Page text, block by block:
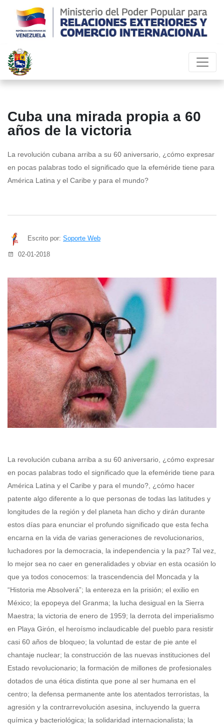
Cuba una mirada propia a 60
años de la victoria
La revolución cubana arriba a su 60 aniversario, ¿cómo expresar
en pocas palabras todo el significado que la efeméride tiene para
América Latina y el Caribe y para el mundo?
Escrito por: Soporte Web
02-01-2018
La revolución cubana arriba a su 60 aniversario, ¿cómo expresar
en pocas palabras todo el significado que la efeméride tiene para
América Latina y el Caribe y para el mundo?, ¿cómo hacer
patente algo diferente a lo que personas de todas las latitudes y
longitudes de la región y del planeta han dicho y dirán durante
estos días para enunciar el profundo significado que esta fecha
encarna en la vida de varias generaciones de revolucionarios,
luchadores por la democracia, la independencia y la paz? Tal vez, lo mejor sea no caer en generalidades y obviar en esta ocasión lo que ya todos conocemos: la trascendencia del Moncada y la “Historia me Absolverá”; la entereza en la prisión; el exilio en México; la epopeya del Granma; la lucha desigual en la Sierra Maestra; la victoria de enero de 1959; la derrota del imperialismo en Playa Girón, el heroísmo inclaudicable del pueblo para resistir casi 60 años de bloqueo; la voluntad de estar de pie ante el chantaje nuclear; la construcción de las nuevas instituciones del Estado revolucionario; la formación de millones de profesionales dotados de una ética distinta que pone al ser humana en el centro; la defensa permanente ante los atentados terroristas, la agresión y la contrarrevolución asesina, incluyendo la guerra química y bacteriológica; la solidaridad internacionalista; la victoria de Cuito Cuanavale y la derrota definitiva del apartheid; la superación del período especial cuando todos auguraban el fin; el liderazgo indiscutido del Comandante en Jefe Fidel Castro; el prestigio de los dirigentes y del partido comunista; la continuidad en la conducción tras la salida de Fidel y Raúl de la máxima jerarquía del Estado y el gobierno y; sobre todo, la inquebrantable voluntad del pueblo cubano de resistir y defender a cualquier precio su soberanía, su independencia y el sistema de gobierno que se dieron. En fin, nada que no se haya dicho… y hay mucho más, tanto que los límites estrechos de un artículo no permiten exponer la magnitud del hecho más importante de la historia de la América Latina del siglo XX. Por ello, tal vez lo único diferente que pueda decir es contar la experiencia propia de mi relación con Cuba como exposición vivida de su magnificencia y como receptor de su afecto y solidaridad. El inicio de mi acercamiento a Cuba vino desde la niñez, en las noches, mi padre escuchaba en sumo silencio la radio por onda corta y se hizo natural que yo repitiera con suprema inocencia (y con el temor de mi padre que lo hiciera fuera de casa) aquel lema que exponía toda una declaración de principios: “Aquí Radio Habana Cuba, transmitiendo desde La Habana, Cuba, primer territorio libre de América”. El hecho que tan simple acción entrañara peligro y, por tanto la inquisitoria recomendación de papá de no comentarlo en la escuela ni ante extraños, fue forjando un halo de misterio en torno a aquella palabra que era el nombre de un país donde “estaban ocurriendo cosas importantes para que los niños pudieran ser felices” según la sabia explicación de mi padre. En el Chile de Allende, ya en la plena adolescencia militante comencé a comprender con fundamento político la magnitud de la obra de la revolución cubana. La larga visita de Fidel a Chile en 1971 sirvió para conocer con más detalles el alcance internacional de la solidaridad de la isla caribeña y tener la posibilidad de estar cerca de un líder que desbordaba su visión bolivariana y martiana y su sentimiento internacionalista. Algunos años después diría: “Ser internacionalistas es saldar nuestra propia deuda con la humanidad”. El acto realizado en la comuna de San Miguel, en la estatua al Che, frente al hospital Barros Luco, a solo dos cuadras de mi liceo, me permitió tomar tribuna desde muy temprano en las primeras filas de la multitudinaria manifestación de encuentro entre dos pueblos hermanos. Recuerdo como si fuera hoy sus palabras de exaltación a la vida y la obra del Comandante Ernesto Guevara que culminaron cuando dijo que por todo lo que había relatado, el Che se había convertido en “el modelo de revolucionario, el modelo de combatiente y de comunista para los pueblos del mundo”. Eso fue el 28 de noviembre de 1971, lejos estaba de saber que la vida me llevaría a Cuba solo un poco más de dos años después. Así fue, tras el golpe de Estado cívico militar de septiembre de 1973, Cuba nos recibió con los brazos abiertos junto a miles de exiliados chilenos y de otros países que se refugiaron en la isla para protegerse de los embates de la dictaduras de seguridad nacional instauradas, dirigidas y monitoreadas por Washington que las amparó y protegió cobijándolas bajo los designios asesinos del Plan Cóndor. Llegué a Cuba a mitad del curso académico, me dieron un plazo para hacer los exámenes del primer semestre al mismo tiempo que cursaba el segundo, con el agravante de tener que nivelarme para ponerme a tono con la superior calidad de la educación cubana. Era una tarea titánica que se vislumbraba casi imposible, de no haber sido porque la Unión de Jóvenes Comunistas (UJC) de mi escuela tomara la decisión de “apadrinarme”, lo cual significó que los mejores estudiantes de cada materia usaran parte de su tiempo libre para ayudarme a superar los exámenes cotidianos y los que debía nivelar. Si no hubiera sido por ellos habría perdido el año y hubiera tenido que regresar a cursarlo nuevamente. Esto me llevó a percibir de manera vivida, valores que comenzaron a ser cotidianos: la solidaridad, el desprendimiento, la generosidad y la fraternidad propias de un país que en medo del asedio y de las dificultades propias de la agresión imperial era capaz de repartir lo poco material que tenía, mientras suplía esas falencias con un superávit de calidad humana desconocida por mí. La vida en el pre universitario no se circunscribió a lo estrictamente educacional, la asistencia a los trabajos voluntarios en la recolecta de tabaco en Pinar del Río durante 70 días, las actividades culturales, deportivas y recreativas, la participación en las actividades de la Federación de Estudiantes de Enseñanza Media (FEEM) y sobre todo la posibilidad (a pesar de ser extranjero) de intervenir en los debates para opinar sobre las definiciones y el contenido de la Constitución que habría de aprobarse en 1976, además del quehacer propio del reparto (barrio) donde el pueblo y el gobierno cubano nos entregaron generosamente un hermoso apartamento completamente amoblado a mi familia al igual que a la de cientos de otros “extranjeros”, fueron conformando una visión más amplia y acabada sobre la vida interna de Cuba, la pujanza de sus novedosas instituciones, la magnanimidad de su pueblo y la sintonía de éste con sus dirigentes. No nos dejaron sentir extranjeros, al contrario, las muestras de afecto eran cotidianas, lo que además fue creando un compromiso sin imposiciones sino como expresión de la conciencia de un sentimiento de humanidad que solo la revolución cubana ha podido trasmitirme. En el año 1975 tomé una decisión transcendente para mi vida: fue posible ingresar a estudiar en las Fuerzas Armadas, con ello pude adentrarme en un mundo nuevo que no conocía: el de la disciplina estricta: “ La orden del jefe encarna la voluntad y el mandato de la patria”; el de la formación integral para la guerra como militar revolucionario, dotado de una teoría y haciendo una práctica que permitiera la eficiencia y la victoria en el combate; el del ser humano integral dispuesto a la batalla junto al pueblo, enseñando , pero aprendiendo de él porque también -en tanto después me tocó mandar una unidad de reservistas, obreros del puerto de La Habana que trocaban su uniforme cotidiano de faena en uniforme verde olivo para prepararse para la defensa de la patria socialista- pude impregnarme de la sabiduría popular, del acervo que se adquiere en la batalla diaria contra el imperialismo, el de sentir un amor profundo a la patria, sin dobles actuaciones ni búsqueda de reflectores, solo por la condición de haber nacido en una isla de hombres y mujeres libres y finalmente, el de ser un individuo pensante política e intelectualmente. Finalizaba mi curso en la escuela militar cuando se produjo el abominable atentado terrorista contra un avión de Cubana de Aviación en Barbados muriendo 73 personas entre ellas 55 cubanos. Nos sentimos obligados a interrumpir los estudios para los exámenes finales para acompañar junto al pueblo y a Fidel, a los familiares de los asesinados por el terrorismo made in Washington. Sentí el dolor y la impotencia de millones de ciudadanos y comprendí por primera vez en su justa dimensión aquella frase del Che en su despedida de Cuba y de Fidel “…en una revolución se triunfa o se muere (si es verdadera). Muchos compañeros quedaron el camino hacia la victoria”. Fidel -como siempre- supo interpretar el sentimiento popular insuflando al pueblo de valor y de convicción de victoria en medio de la conmoción causada por el vil acto contra revolucionario “No podemos decir que el dolor se comparte. El dolor se multiplica. Millones de cubanos lloramos hoy junto a los seres queridos del abominable crimen. ¡Y cuando un pueblo enérgico y viril llora, la injusticia tiembla! ¡Patria o Muerte! ¡Venceremos!”. Ese día cambió mi vida, me comencé a sentir como propio el orgullo de un pueblo que no se arrodillaba ni se arrodillaría jamás. Los días, semanas, meses y años posteriores fueron de un ardor y un rigor inusitados, el pueblo y el gobierno cubano y las Fuerzas Armadas Revolucionarias (FAR) como parte de ellos, ante una de solicitud de ayuda del Movimiento Popular de Liberación de Angola para salvaguardar su declaración de independencia, evitando con ello que el odioso sistema de apartheid imperante en Sudáfrica en alianza con fuerzas imperialistas y colonialistas de Estados Unidos y las potencias europeas impidiera el acto final de la larga lucha por la independencia de ese país africano, concurrió de inmediato a ponerse a las órdenes del mando angolano, desplegando sus fuerzas militares que no sólo garantizaron la independencia de Angola, sino que permanecieron en territorio africano aportando a la independencia de Namibia y a la derrota definitiva del oprobioso régimen del apartheid. Los que nos quedamos en Cuba, tuvimos que hacer frente al incremento de la actividad contrarrevolucionaria patrocinada por Estados unidos tras el crimen de Barbados, con la suposición que el despliegue de un gran contingente militar en Angola y posteriormente, en 1977 también en Etio